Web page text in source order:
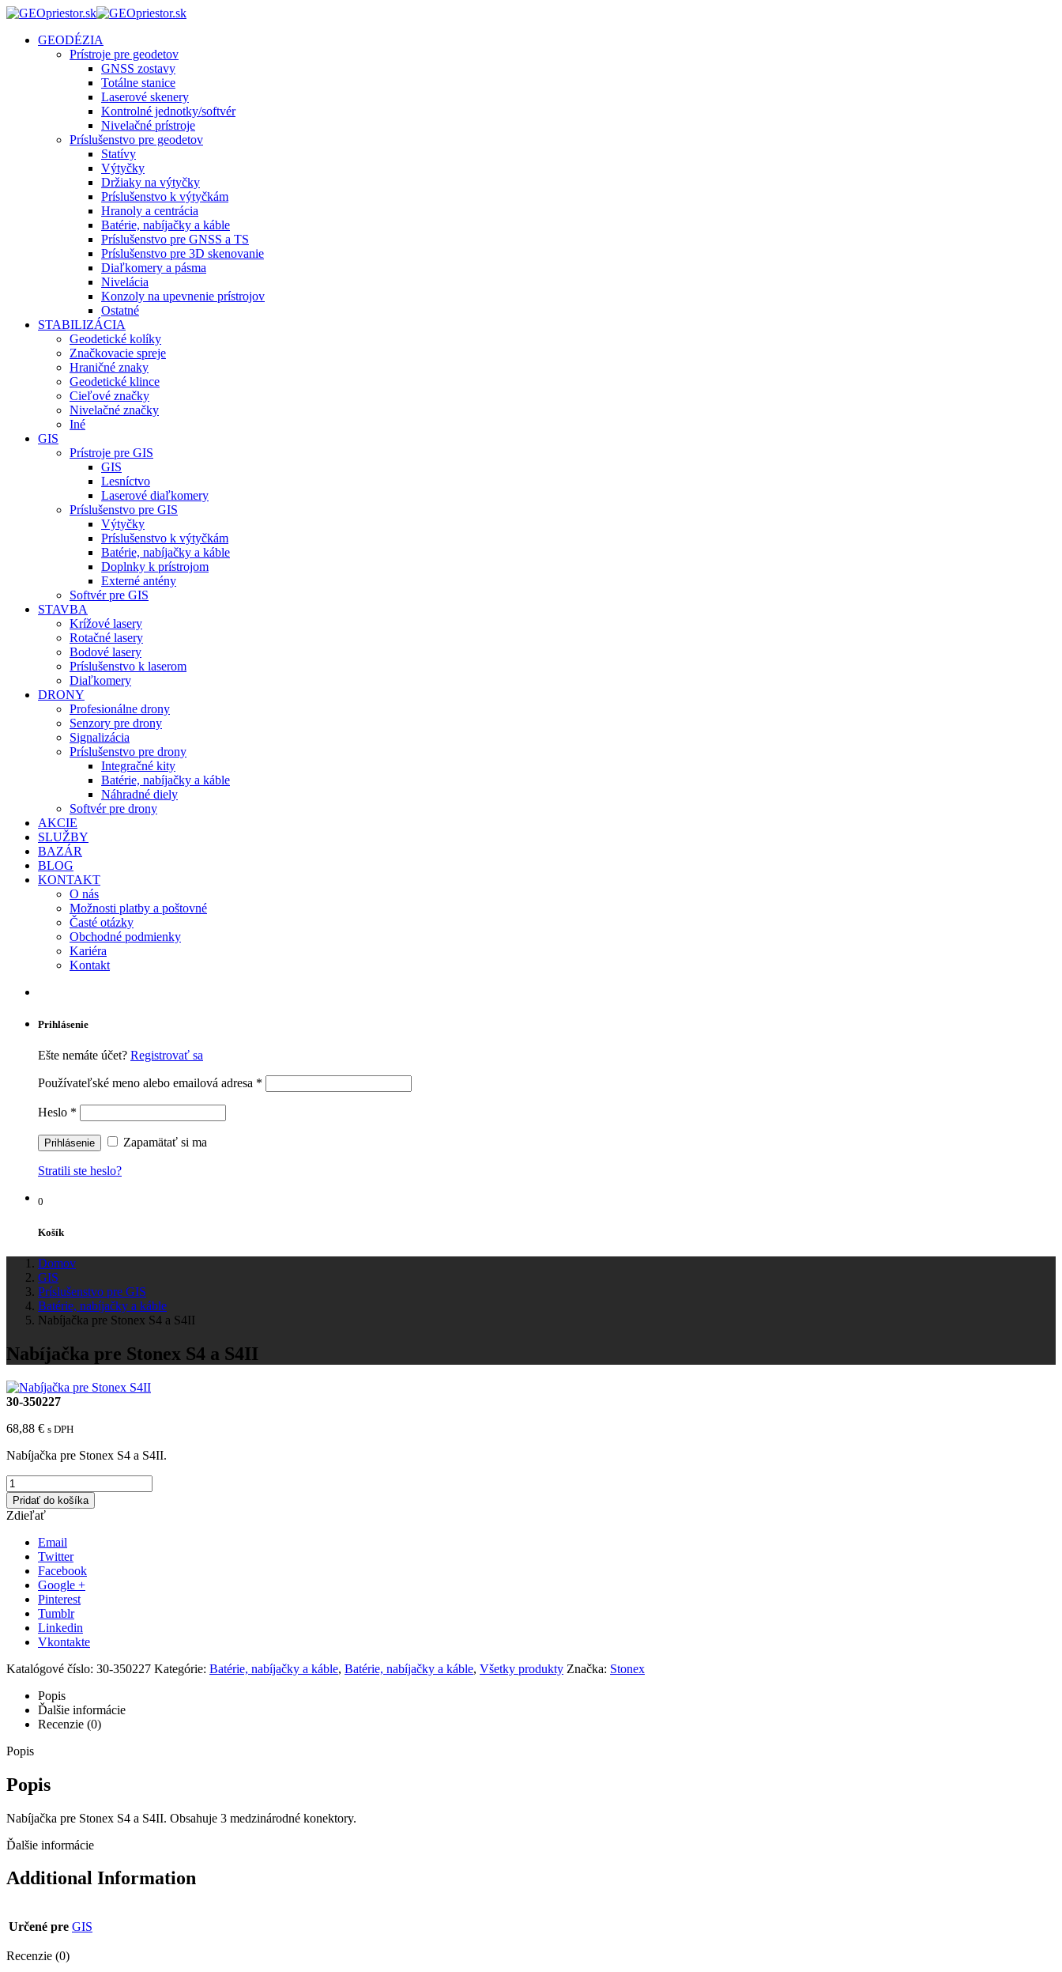
GEODÉZIA
Prístroje pre geodetov
GNSS zostavy
Totálne stanice
Laserové skenery
Kontrolné jednotky/softvér
Nivelačné prístroje
Príslušenstvo pre geodetov
Statívy
Výtyčky
Držiaky na výtyčky
Príslušenstvo k výtyčkám
Hranoly a centrácia
Batérie, nabíjačky a káble
Príslušenstvo pre GNSS a TS
Príslušenstvo pre 3D skenovanie
Diaľkomery a pásma
Nivelácia
Konzoly na upevnenie prístrojov
Ostatné
STABILIZÁCIA
Geodetické kolíky
Značkovacie spreje
Hraničné znaky
Geodetické klince
Cieľové značky
Nivelačné značky
Iné
GIS
Prístroje pre GIS
GIS
Lesníctvo
Laserové diaľkomery
Príslušenstvo pre GIS
Výtyčky
Príslušenstvo k výtyčkám
Batérie, nabíjačky a káble
Doplnky k prístrojom
Externé antény
Softvér pre GIS
STAVBA
Krížové lasery
Rotačné lasery
Bodové lasery
Príslušenstvo k laserom
Diaľkomery
DRONY
Profesionálne drony
Senzory pre drony
Signalizácia
Príslušenstvo pre drony
Integračné kity
Batérie, nabíjačky a káble
Náhradné diely
Softvér pre drony
AKCIE
SLUŽBY
BAZÁR
BLOG
KONTAKT
O nás
Možnosti platby a poštovné
Časté otázky
Obchodné podmienky
Kariéra
Kontakt
Prihlásenie
Ešte nemáte účet? Registrovať sa
Používateľské meno alebo emailová adresa *
Heslo *
Zapamätať si ma
Stratili ste heslo?
0
Košík
Domov
GIS
Príslušenstvo pre GIS
Batérie, nabíjačky a káble
Nabíjačka pre Stonex S4 a S4II
Nabíjačka pre Stonex S4 a S4II
30-350227
68,88 € s DPH
Nabíjačka pre Stonex S4 a S4II.
Pridať do košíka
Zdieľať
Email
Twitter
Facebook
Google +
Pinterest
Tumblr
Linkedin
Vkontakte
Katalógové číslo: 30-350227 Kategórie: Batérie, nabíjačky a káble, Batérie, nabíjačky a káble, Všetky produkty Značka: Stonex
Popis
Ďalšie informácie
Recenzie (0)
Popis
Popis
Nabíjačka pre Stonex S4 a S4II. Obsahuje 3 medzinárodné konektory.
Ďalšie informácie
Additional Information
Určené pre GIS
Recenzie (0)